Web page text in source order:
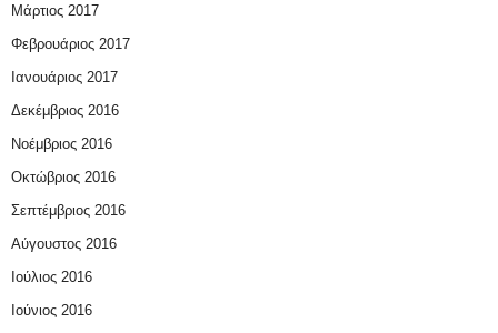
Μάρτιος 2017
Φεβρουάριος 2017
Ιανουάριος 2017
Δεκέμβριος 2016
Νοέμβριος 2016
Οκτώβριος 2016
Σεπτέμβριος 2016
Αύγουστος 2016
Ιούλιος 2016
Ιούνιος 2016